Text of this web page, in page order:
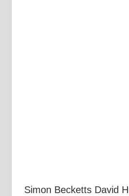
Simon Becketts David